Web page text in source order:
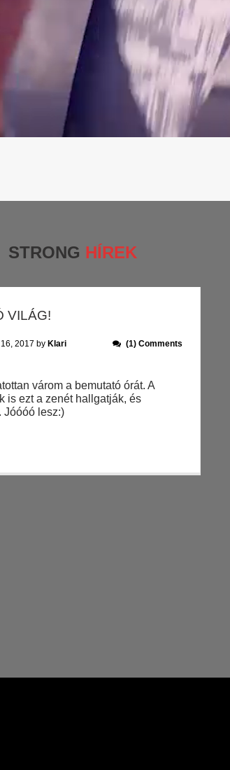
STRONG HÍREK
VILÁG!
2017 by Klari (1) Comments
várom a bemutató órát. A
is ezt a zenét hallgatják, és
Jóóóó lesz:)